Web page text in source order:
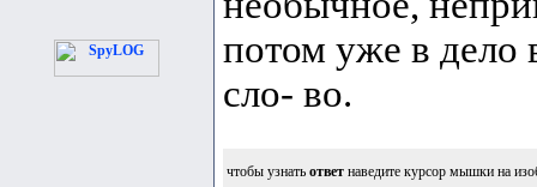
потом уже в дело
сло- во.
чтобы узнать ответ наведите курсор мышки на